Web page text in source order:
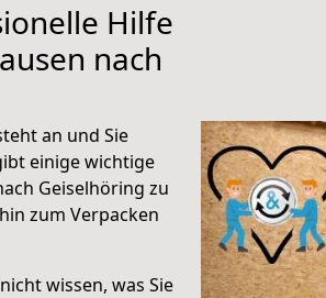
Hilfe
nach
an und Sie
einige wichtige
Geiselhöring zu
zum Verpacken
wissen, was Sie